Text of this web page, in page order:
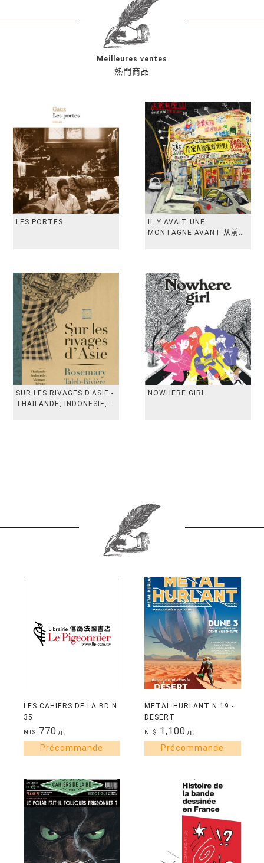
熱門商品
Meilleures ventes
LES PORTES
IL Y AVAIT UNE
MONTAGNE AVANT 从前有
SUR LES RIVAGES D'ASIE -
THAILANDE, INDONESIE,
NOWHERE GIRL
LES CAHIERS DE LA BD N
35
NT$ 770元
METAL HURLANT N 19 -
DESERT
NT$ 1,100元